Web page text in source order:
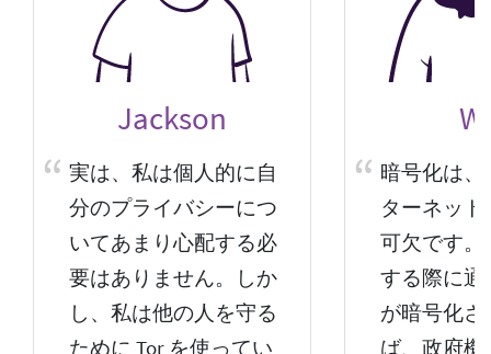
Jackson
実は、私は個人的に自
分のプライバシーにつ
いてあまり心配する必
要はありません。しか
し、私は他の人を守る
ために Tor を使ってい
暗号化は
ターネッ
可欠です
する際に
が暗号化
ば、政府